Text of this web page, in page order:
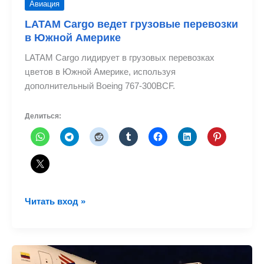
Авиация
LATAM Cargo ведет грузовые перевозки
в Южной Америке
LATAM Cargo лидирует в грузовых перевозках
цветов в Южной Америке, используя
дополнительный Boeing 767-300BCF.
Делиться:
LATAM
грузовые
перевозки
Читать вход »